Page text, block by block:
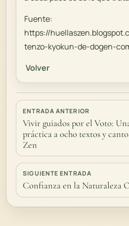
Fuente:
https://
tenzo-kyokun-de-dogen-
Volver
ENTRADA ANTERIOR
Vivir guiados por el Voto:
práctica a ocho textos y
Zen
SIGUIENTE ENTRADA
Confianza en la Naturaleza